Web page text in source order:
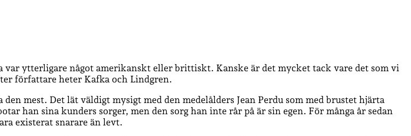
ytterligare något amerikanskt eller brittiskt. Kanske är det mycket tack vare det som vi
författare heter Kafka och Lindgren.
mest. Det lät väldigt mysigt med den medelålders Jean Perdu som med brustet hjärta
han sina kunders sorger, men den sorg han inte rår på är sin egen. För många år sedan
existerat snarare än levt.